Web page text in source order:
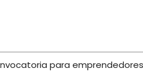
para